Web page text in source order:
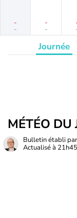
-
-
-
-
Journée
MÉTÉO DU
Bulletin établi par
Actualisé à 21h45